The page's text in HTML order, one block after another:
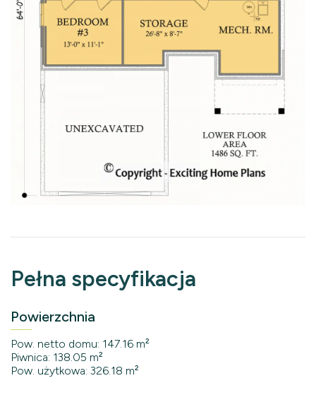
Pełna specyfikacja
Powierzchnia
Pow. netto domu: 147.16 m²
Piwnica: 138.05 m²
Pow. użytkowa: 326.18 m²